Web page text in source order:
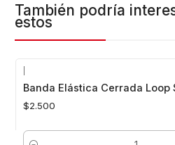
También podría
estos
Banda Elástica Cerrada Loop
$2.500